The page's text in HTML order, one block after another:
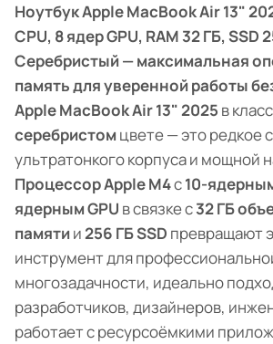
Ноутбук Apple MacBook Air 13"
CPU, 8 ядер GPU, RAM 32 ГБ, SSD
Серебристый — максимальная
память для уверенной работы
Apple MacBook Air 13" 2025 в
серебристом цвете — это редкое
ультратонкого корпуса и мощной
Процессор Apple M4с10-
ядерным GPU в связке с32 ГБ
памятии256 ГБ SSD превращают
инструмент для
многозадачности, идеально
разработчиков, дизайнеров,
работает с ресурсоёмкими